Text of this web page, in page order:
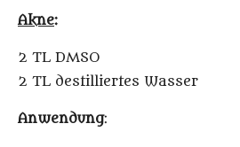
Akne:
2 TL DMSO
2 TL destilliertes Wasser
Anwendung: